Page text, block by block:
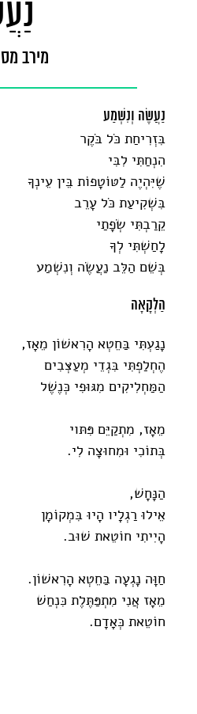
מירב
נַעֲשֶׂה וְנִשְׁמַע
בִּזְרִיחַת כֹּל בֹּקֶר
הִנְחַתִּי לִבִּי
שֶׁיִּהְיֶה לַטּוֹטָפוֹת בֵּין עֵינְךָ
בִּשְׁקִיעַת כֹּל עָרֵב
קֵרַבְתִּי שְׂפָתַי
לָחַשְׁתִּי לְךָ
בְּשֵׁם הַלֵּב נַעֲשֶׂה וְנִשְׁמַע
הַלְקָאָה
נָגַעְתִּי בַּחֵטְא הָרִאשׁוֹן מֵאָז,
הֶחְלַפְתִּי בִּגְדֵי מְעַצְּבִים
הַמַּחְלִיקִים מִגּוּפִי כְּנֶשֶׁל
מֵאָז, מִתְקַיֵּם פִּתּוי
בְּתוֹכִי וּמִחוּצָה לִי.
הַנָּחָשׁ,
אֵילוּ רַגְלָיו הָיוּ בִּמְקוֹמָן
הָיִיתִי חוֹטֵאת שׁוּב.
חַוָּה נָגְעָה בַּחֵטְא הָרִאשׁוֹן.
מֵאָז אֲנִי מִתְפַּתֶּלֶת כִּנְחַשׁ
חוֹטֵאת כְּאָדָם.